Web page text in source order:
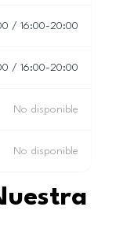
/ 16:00-20:00
/ 16:00-20:00
No disponible
No disponible